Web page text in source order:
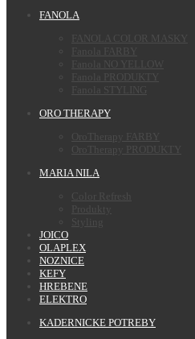
FANOLA
FANOLA COLOR MASKY
Fanola FARBY
Fanola NO YELLOW
Fanola PRODUKTY
Fanola STYLING
ORO THERAPY
OroTherapy FARBY
OroTherapy PRODUKTY
MARIA NILA
Color Refresh
Produkty
Styling
JOICO
OLAPLEX
NOZNICE
KEFY
HREBENE
ELEKTRO
KADERNICKE POTREBY